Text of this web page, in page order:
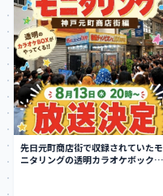
先日元町商店街で収録されていたモ
ニタリングの透明カラオケボック